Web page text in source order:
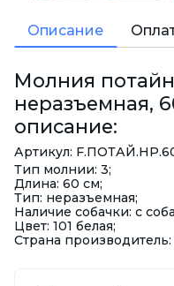
Описание
Молния
неразъемная,
описание:
Артикул:
Тип молнии: 3;
Длина: 60 см;
Тип: неразъемная;
Наличие собачки: с
Цвет: 101 белая;
Страна производитель: